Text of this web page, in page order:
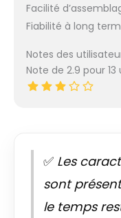
Facilité
Fiabilité à long
Notes des
Note de 2.9 pour
✅ Les
sont
le temps